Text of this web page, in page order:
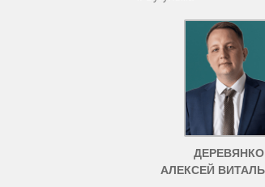
ДЕРЕВЯНКО
АЛЕКСЕЙ